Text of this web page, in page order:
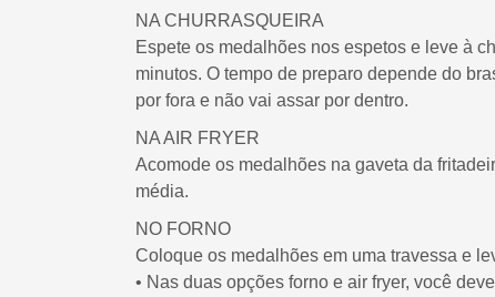
NA CHURRASQUEIRA
Espete os medalhões nos espetos e leve à
minutos. O tempo de preparo depende do
por fora e não vai assar por dentro.
NA AIR FRYER
Acomode os medalhões na gaveta da
média.
NO FORNO
Coloque os medalhões em uma travessa e
• Nas duas opções forno e air fryer, você